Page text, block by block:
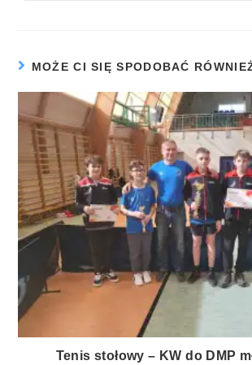
MOŻE CI SIĘ SPODOBAĆ
Tenis stołowy – KW do DMP